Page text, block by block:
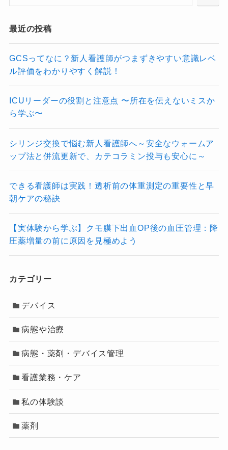
最近の投稿
GCSってなに？新人看護師がつまずきやすい意識レベ
ル評価をわかりやすく解説！
ICUリーダーの役割と注意点 〜所在を伝えないミスか
ら学ぶ〜
シリンジ交換で悩む新人看護師へ～安全なウォームア
ップ法と併流更新で、カテコラミン投与も安心に～
できる看護師は実践！透析前の体重測定の重要性と早
朝ケアの秘訣
【実体験から学ぶ】クモ膜下出血OP後の血圧管理：降
圧薬増量の前に原因を見極めよう
カテゴリー
デバイス
病態や治療
病態・薬剤・デバイス管理
看護業務・ケア
私の体験談
薬剤